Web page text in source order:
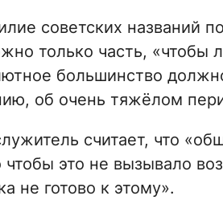
советских названий
только часть, «чтобы
большинство
об очень тяжёлом
считает, что
это не вызывало
не готово к этому».